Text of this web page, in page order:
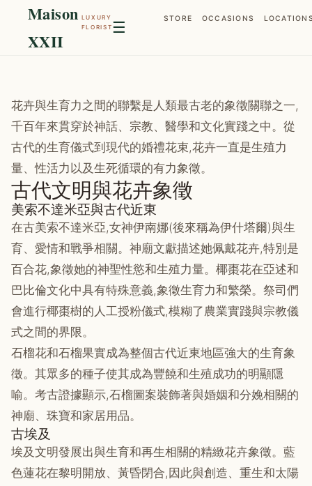
Maison
XXII
LUXURY
FLORIST ☰ STORE OCCASIONS
花卉與生育力之間的聯繫是人類最古老的象徵關聯之一,
千百年來貫穿於神話、宗教、醫學和文化實踐之中。從
古代的生育儀式到現代的婚禮花束,花卉一直是生殖力
量、性活力以及生死循環的有力象徵。
古代文明與花卉象徵
美索不達米亞與古代近東
在古美索不達米亞,女神伊南娜(後來稱為伊什塔爾)與生
育、愛情和戰爭相關。神廟文獻描述她佩戴花卉,特別是
百合花,象徵她的神聖性慾和生殖力量。椰棗花在亞述和
巴比倫文化中具有特殊意義,象徵生育力和繁榮。祭司們
會進行椰棗樹的人工授粉儀式,模糊了農業實踐與宗教儀
式之間的界限。
石榴花和石榴果實成為整個古代近東地區強大的生育象
徵。其眾多的種子使其成為豐饒和生殖成功的明顯隱
喻。考古證據顯示,石榴圖案裝飾著與婚姻和分娩相關的
神廟、珠寶和家居用品。
古埃及
埃及文明發展出與生育和再生相關的精緻花卉象徵。藍
色蓮花在黎明開放、黃昏閉合,因此與創造、重生和太陽